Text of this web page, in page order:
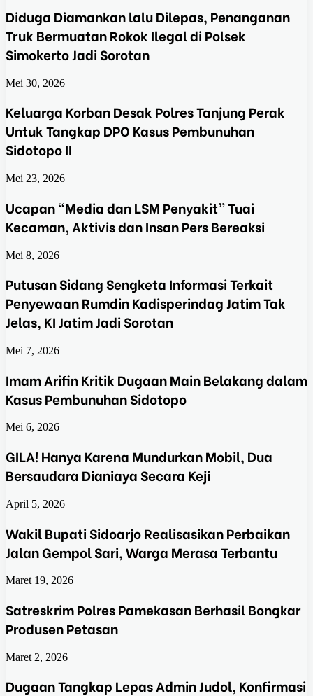
Diduga Diamankan lalu Dilepas, Penanganan
Truk Bermuatan Rokok Ilegal di Polsek
Simokerto Jadi Sorotan
Mei 30, 2026
Keluarga Korban Desak Polres Tanjung Perak
Untuk Tangkap DPO Kasus Pembunuhan
Sidotopo II
Mei 23, 2026
Ucapan “Media dan LSM Penyakit” Tuai
Kecaman, Aktivis dan Insan Pers Bereaksi
Mei 8, 2026
Putusan Sidang Sengketa Informasi Terkait
Penyewaan Rumdin Kadisperindag Jatim Tak
Jelas, KI Jatim Jadi Sorotan
Mei 7, 2026
Imam Arifin Kritik Dugaan Main Belakang dalam
Kasus Pembunuhan Sidotopo
Mei 6, 2026
GILA! Hanya Karena Mundurkan Mobil, Dua
Bersaudara Dianiaya Secara Keji
April 5, 2026
Wakil Bupati Sidoarjo Realisasikan Perbaikan
Jalan Gempol Sari, Warga Merasa Terbantu
Maret 19, 2026
Satreskrim Polres Pamekasan Berhasil Bongkar
Produsen Petasan
Maret 2, 2026
Dugaan Tangkap Lepas Admin Judol, Konfirmasi